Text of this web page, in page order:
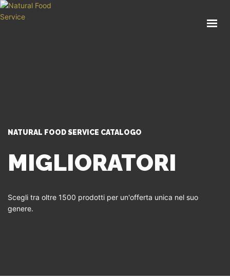
NATURAL FOOD SERVICE CATALOGO
MIGLIORATORI
Scegli tra oltre 1500 prodotti per un'offerta unica nel suo
genere.